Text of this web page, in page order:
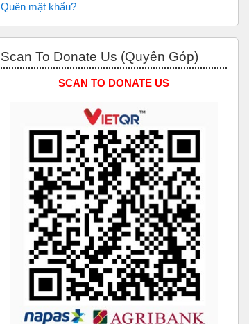
Quên mật khẩu?
Scan To Donate Us (Quyên Góp)
SCAN TO DONATE US